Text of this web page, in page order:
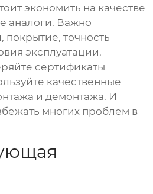
экономить на качестве
аналоги. Важно
покрытие, точность
эксплуатации.
сертификаты
качественные
и демонтажа. И
многих проблем в